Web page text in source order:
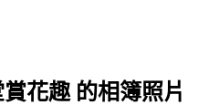
花趣 的相簿照片